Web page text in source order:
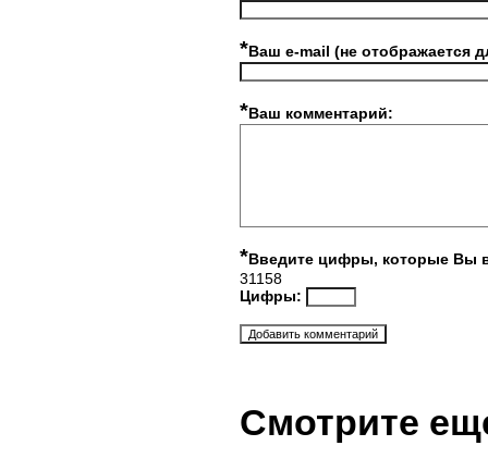
*Ваш e-mail (не отображается
*Ваш комментарий:
*Введите цифры, которые Вы
31158
Цифры:
Смотрите